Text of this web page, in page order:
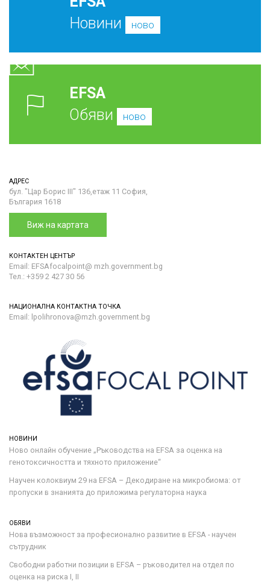
Новини
ново
EFSA
Обяви
ново
АДРЕС
бул. "Цар Борис III" 136,етаж 11 София,
България 1618
Виж на картата
КОНТАКТЕН ЦЕНТЪР
Email: EFSAfocalpoint@ mzh.government.bg
Тел.: +359 2 427 30 56
НАЦИОНАЛНА КОНТАКТНА ТОЧКА
Email: lpolihronova@mzh.government.bg
НОВИНИ
Ново онлайн обучение „Ръководства на ЕFSA за оценка на
генотоксичността и тяхното приложение“
Научен колоквиум 29 на EFSA – Декодиране на микробиома: от
пропуски в знанията до приложима регулаторна наука
ОБЯВИ
Нова възможност за професионално развитие в EFSA - научен
сътрудник
Свободни работни позиции в EFSA – ръководител на отдел по
оценка на риска I, II